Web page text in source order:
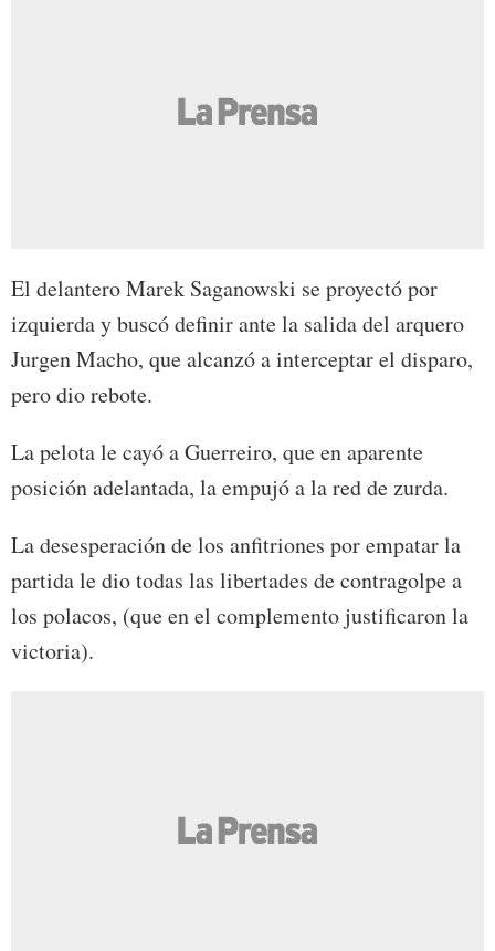
El delantero Marek Saganowski se proyectó por
izquierda y buscó definir ante la salida del arquero
Jurgen Macho, que alcanzó a interceptar el disparo,
pero dio rebote.
La pelota le cayó a Guerreiro, que en aparente
posición adelantada, la empujó a la red de zurda.
La desesperación de los anfitriones por empatar la
partida le dio todas las libertades de contragolpe a
los polacos, (que en el complemento justificaron la
victoria).